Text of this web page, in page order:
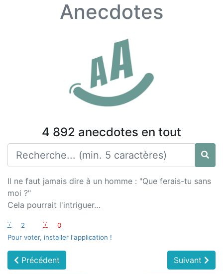
Anecdotes
4 892 anecdotes en tout
Il ne faut jamais dire à un homme : "Que ferais-tu sans
moi ?"
Cela pourrait l'intriguer…
:-) 2 :-(
0
Pour voter, installer l'application !
Précédent Suivant